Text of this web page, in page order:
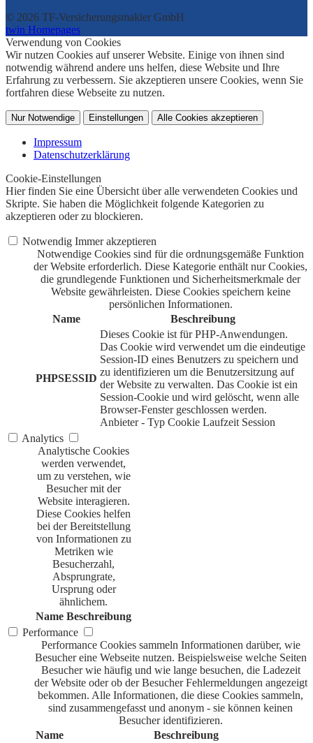
© 2026 TF-Versicherungsmakler GmbH
twin Homepages
Verwendung von Cookies
Wir nutzen Cookies auf unserer Website. Einige von ihnen sind
notwendig während andere uns helfen, diese Website und Ihre
Erfahrung zu verbessern. Sie akzeptieren unsere Cookies, wenn Sie
fortfahren diese Webseite zu nutzen.
Nur Notwendige Einstellungen Alle Cookies akzeptieren
Impressum
Datenschutzerklärung
Cookie-Einstellungen
Hier finden Sie eine Übersicht über alle verwendeten Cookies und
Skripte. Sie haben die Möglichkeit folgende Kategorien zu
akzeptieren oder zu blockieren.
Notwendig Immer akzeptieren
Notwendige Cookies sind für die ordnungsgemäße Funktion
der Website erforderlich. Diese Kategorie enthält nur Cookies,
die grundlegende Funktionen und Sicherheitsmerkmale der
Website gewährleisten. Diese Cookies speichern keine
persönlichen Informationen.
Name
Beschreibung
PHPSESSID
Dieses Cookie ist für PHP-Anwendungen.
Das Cookie wird verwendet um die eindeutige
Session-ID eines Benutzers zu speichern und
zu identifizieren um die Benutzersitzung auf
der Website zu verwalten. Das Cookie ist ein
Session-Cookie und wird gelöscht, wenn alle
Browser-Fenster geschlossen werden.
Anbieter - Typ Cookie Laufzeit Session
Analytics
Analytische Cookies
werden verwendet,
um zu verstehen, wie
Besucher mit der
Website interagieren.
Diese Cookies helfen
bei der Bereitstellung
von Informationen zu
Metriken wie
Besucherzahl,
Absprungrate,
Ursprung oder
ähnlichem.
Name Beschreibung
Performance
Performance Cookies sammeln Informationen darüber, wie
Besucher eine Webseite nutzen. Beispielsweise welche Seiten
Besucher wie häufig und wie lange besuchen, die Ladezeit
der Website oder ob der Besucher Fehlermeldungen angezeigt
bekommen. Alle Informationen, die diese Cookies sammeln,
sind zusammengefasst und anonym - sie können keinen
Besucher identifizieren.
Name
Beschreibung